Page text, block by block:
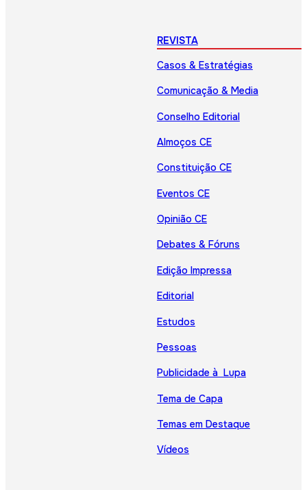
REVISTA
Casos & Estratégias
Comunicação & Media
Conselho Editorial
Almoços CE
Constituição CE
Eventos CE
Opinião CE
Debates & Fóruns
Edição Impressa
Editorial
Estudos
Pessoas
Publicidade à Lupa
Tema de Capa
Temas em Destaque
Vídeos